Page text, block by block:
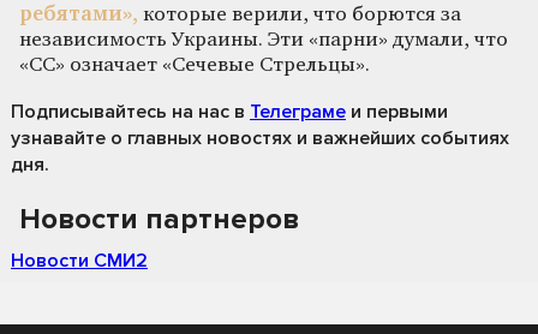
ребятами», которые верили, что борются за
независимость Украины. Эти «парни» думали, что
«СС» означает «Сечевые Стрельцы».
Подписывайтесь на нас в Телеграме и первыми
узнавайте о главных новостях и важнейших событиях
дня.
Новости партнеров
Новости СМИ2